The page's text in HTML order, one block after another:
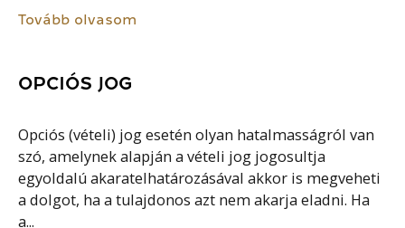
Tovább olvasom
OPCIÓS JOG
Opciós (vételi) jog esetén olyan hatalmasságról van
szó, amelynek alapján a vételi jog jogosultja
egyoldalú akaratelhatározásával akkor is megveheti
a dolgot, ha a tulajdonos azt nem akarja eladni. Ha
a...